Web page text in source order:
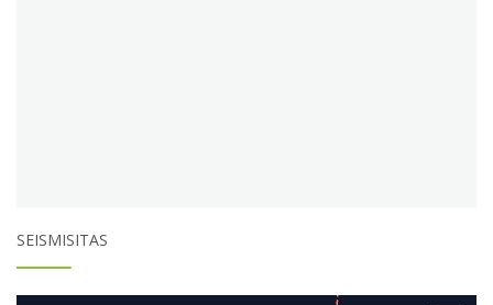
SEISMISITAS